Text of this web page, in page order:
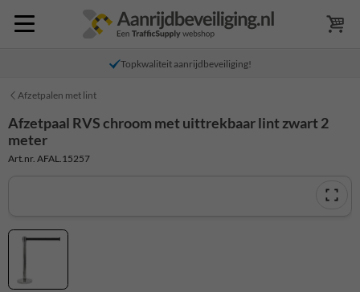
Topkwaliteit aanrijdbeveiliging!
Afzetpalen met lint
Afzetpaal RVS chroom met uittrekbaar lint zwart 2
meter
Art.nr. AFAL.15257